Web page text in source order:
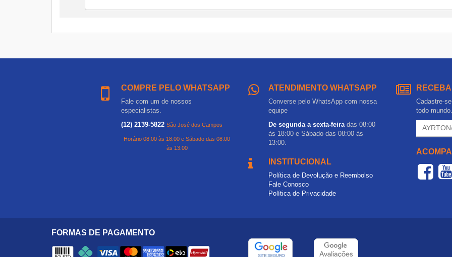
COMPRE PELO WHATSAPP
Fale com um de nossos
especialistas.
(12) 2139-5822 São José dos Campos
Horário 08:00 às 18:00 e Sábado das 08:00
às 13:00
ATENDIMENTO WHATSAPP
Converse pelo WhatsApp com nossa
equipe
De segunda a sexta-feira das 08:00
às 18:00 e Sábado das 08:00 às
13:00.
INSTITUCIONAL
Política de Devolução e Reembolso
Fale Conosco
Política de Privacidade
Cadastre-
todo mundo.
FORMAS DE PAGAMENTO